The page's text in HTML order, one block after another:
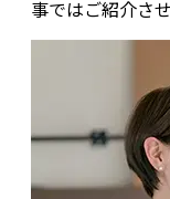
事ではご紹介さ